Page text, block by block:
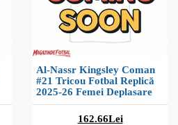
Al-Nassr Kingsley Coman
#21 Tricou Fotbal Replică
2025-26 Femei Deplasare
162.66Lei